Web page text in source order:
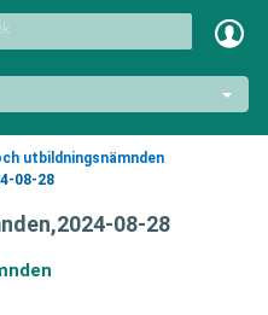
utbildningsnämnden
08-28
08-28